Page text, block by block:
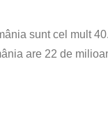
sunt cel mult
are 22 de